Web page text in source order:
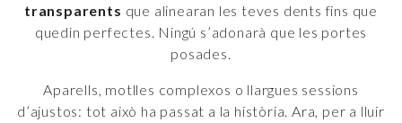
transparents que alinearan les teves dents fins que
quedin perfectes. Ningú s’adonarà que les portes
posades.
Aparells, motlles complexos o llargues sessions
d’ajustos: tot això ha passat a la història. Ara, per a lluir